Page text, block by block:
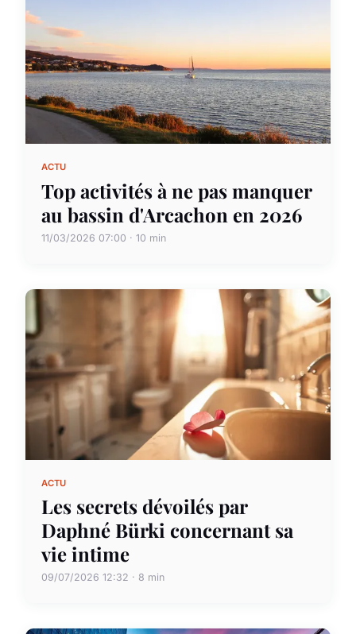
ACTU
Top activités à ne pas manquer
au bassin d'Arcachon en 2026
11/03/2026 07:00 · 10 min
ACTU
Les secrets dévoilés par
Daphné Bürki concernant sa
vie intime
09/07/2026 12:32 · 8 min